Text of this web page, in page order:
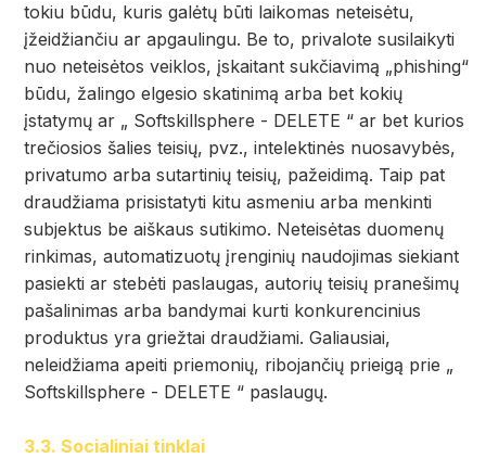
tokiu būdu, kuris galėtų būti laikomas neteisėtu,
įžeidžiančiu ar apgaulingu. Be to, privalote susilaikyti
nuo neteisėtos veiklos, įskaitant sukčiavimą „phishing“
būdu, žalingo elgesio skatinimą arba bet kokių
įstatymų ar „ Softskillsphere - DELETE “ ar bet kurios
trečiosios šalies teisių, pvz., intelektinės nuosavybės,
privatumo arba sutartinių teisių, pažeidimą. Taip pat
draudžiama prisistatyti kitu asmeniu arba menkinti
subjektus be aiškaus sutikimo. Neteisėtas duomenų
rinkimas, automatizuotų įrenginių naudojimas siekiant
pasiekti ar stebėti paslaugas, autorių teisių pranešimų
pašalinimas arba bandymai kurti konkurencinius
produktus yra griežtai draudžiami. Galiausiai,
neleidžiama apeiti priemonių, ribojančių prieigą prie „
Softskillsphere - DELETE “ paslaugų.
3.3. Socialiniai tinklai